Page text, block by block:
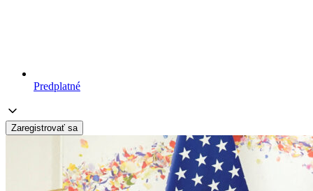
Predplatné
Zaregistrovať sa